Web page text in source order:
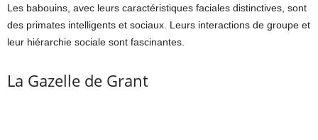
Les babouins, avec leurs caractéristiques faciales distinctives, sont
des primates intelligents et sociaux. Leurs interactions de groupe et
leur hiérarchie sociale sont fascinantes.
La Gazelle de Grant